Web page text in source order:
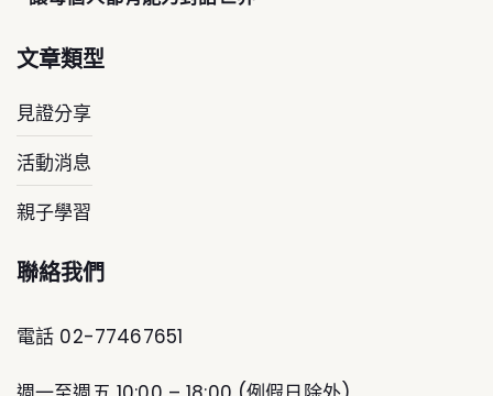
文章類型
見證分享
活動消息
親子學習
聯絡我們
電話 02-77467651